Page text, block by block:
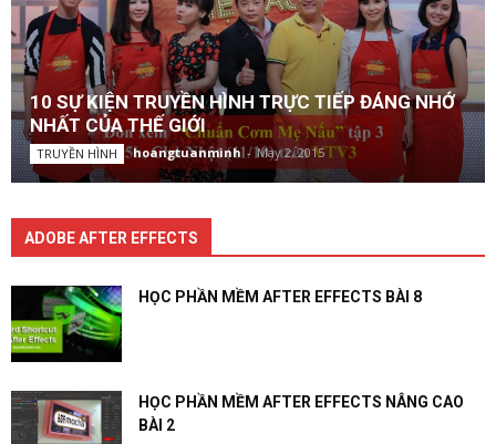
10 SỰ KIỆN TRUYỀN HÌNH TRỰC TIẾP ĐÁNG NHỚ
NHẤT CỦA THẾ GIỚI
TRUYỀN HÌNH hoangtuanminh - May 2, 2015
ADOBE AFTER EFFECTS
HỌC PHẦN MỀM AFTER EFFECTS BÀI 8
HỌC PHẦN MỀM AFTER EFFECTS NÂNG CAO
BÀI 2